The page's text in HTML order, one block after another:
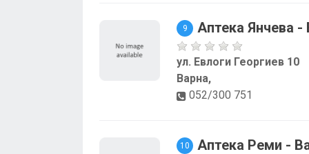
9 Аптека Янчева -
ул. Евлоги Георгиев 10
Варна,
052/300 751
10 Аптека Реми -